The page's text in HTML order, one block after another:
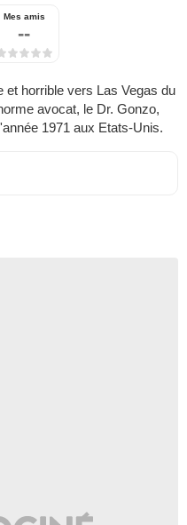
Mes amis
--
et horrible vers Las Vegas du
avocat, le Dr. Gonzo,
1971 aux Etats-Unis.